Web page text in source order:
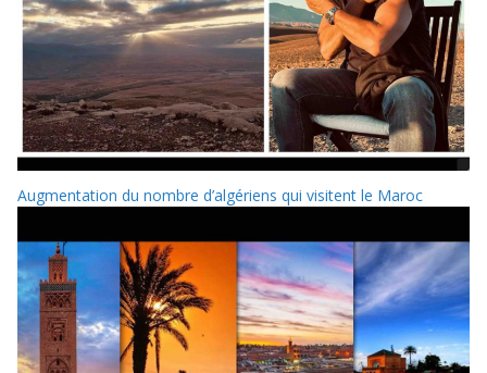
Augmentation du nombre d’algériens qui visitent le Maroc